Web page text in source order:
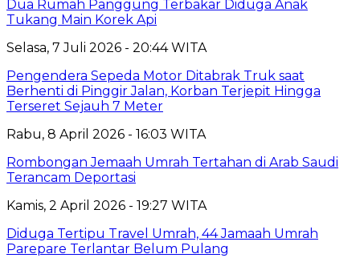
Dua Rumah Panggung Terbakar Diduga Anak
Tukang Main Korek Api
Selasa, 7 Juli 2026 - 20:44 WITA
Pengendera Sepeda Motor Ditabrak Truk saat
Berhenti di Pinggir Jalan, Korban Terjepit Hingga
Terseret Sejauh 7 Meter
Rabu, 8 April 2026 - 16:03 WITA
Rombongan Jemaah Umrah Tertahan di Arab Saudi
Terancam Deportasi
Kamis, 2 April 2026 - 19:27 WITA
Diduga Tertipu Travel Umrah, 44 Jamaah Umrah
Parepare Terlantar Belum Pulang